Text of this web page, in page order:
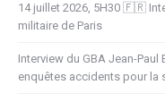
14 juillet 2026, 5H30 🇫🇷
militaire de Paris
Interview du GBA Jean-Paul
enquêtes accidents pour la